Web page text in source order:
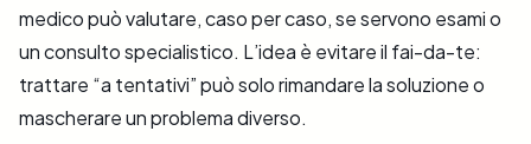
medico può valutare, caso per caso, se servono esami o
un consulto specialistico. L’idea è evitare il fai-da-te:
trattare “a tentativi” può solo rimandare la soluzione o
mascherare un problema diverso.